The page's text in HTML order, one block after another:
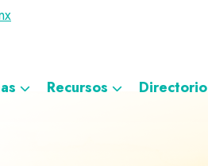
Recursos Directorio